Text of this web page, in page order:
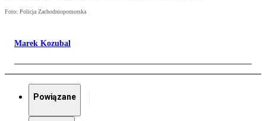
Foto: Policja Zachodniopomorska
Marek Kozubal
Powiązane